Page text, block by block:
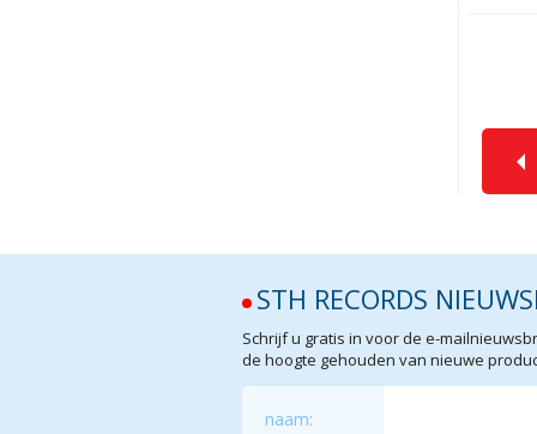
STH RECORDS
Schrijf u gratis in voor de e-
de hoogte gehouden van nieuwe
naam: